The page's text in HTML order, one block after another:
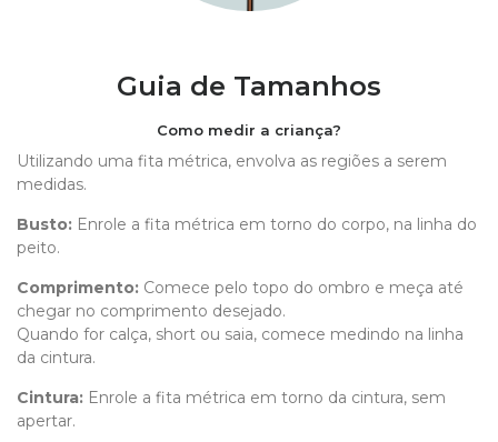
Guia de Tamanhos
Como medir a criança?
Utilizando uma fita métrica, envolva as regiões a serem
medidas.
Busto: Enrole a fita métrica em torno do corpo, na linha do
peito.
Comprimento: Comece pelo topo do ombro e meça até
chegar no comprimento desejado.
Quando for calça, short ou saia, comece medindo na linha
da cintura.
Cintura: Enrole a fita métrica em torno da cintura, sem
apertar.